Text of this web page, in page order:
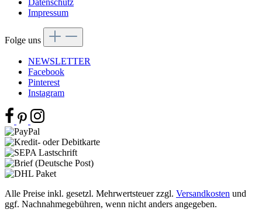
Datenschutz
Impressum
Folge uns
NEWSLETTER
Facebook
Pinterest
Instagram
Alle Preise inkl. gesetzl. Mehrwertsteuer zzgl. Versandkosten und
ggf. Nachnahmegebühren, wenn nicht anders angegeben.